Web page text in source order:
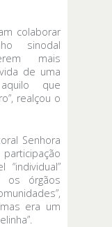
colaborar
sinodal
mais
de uma
que
realçou o
Senhora
os órgãos
era um